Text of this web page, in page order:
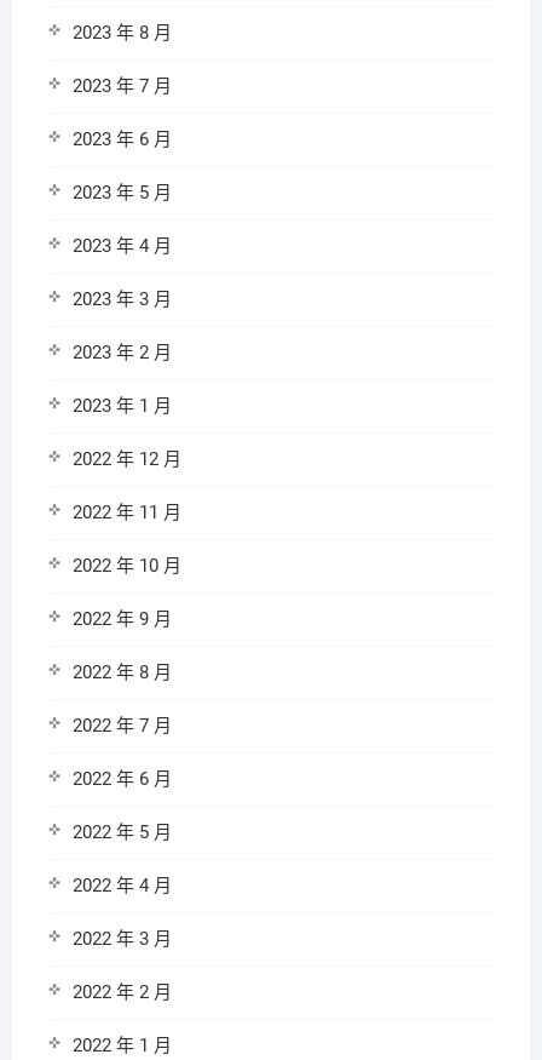
2023 年 8 月
2023 年 7 月
2023 年 6 月
2023 年 5 月
2023 年 4 月
2023 年 3 月
2023 年 2 月
2023 年 1 月
2022 年 12 月
2022 年 11 月
2022 年 10 月
2022 年 9 月
2022 年 8 月
2022 年 7 月
2022 年 6 月
2022 年 5 月
2022 年 4 月
2022 年 3 月
2022 年 2 月
2022 年 1 月